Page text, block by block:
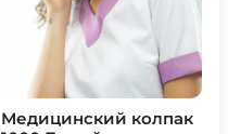
Медицинский колпак